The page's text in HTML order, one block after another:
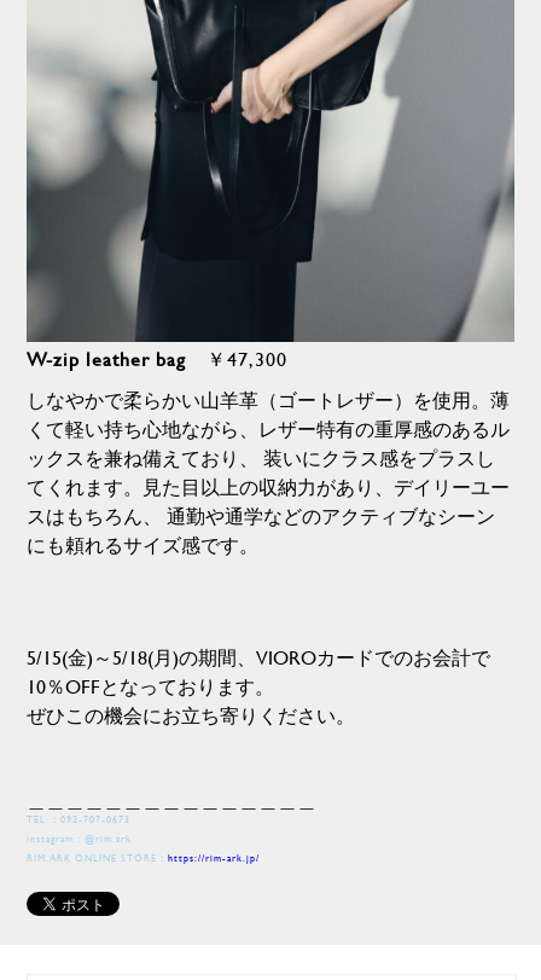
W-zip leather bag
￥47,300
しなやかで柔らかい山羊革（ゴートレザー）を使用。薄
くて軽い持ち心地ながら、レザー特有の重厚感のあるル
ックスを兼ね備えており、 装いにクラス感をプラスし
てくれます。見た目以上の収納力があり、デイリーユー
スはもちろん、 通勤や通学などのアクティブなシーン
にも頼れるサイズ感です。
5/15(金)～5/18(月)の期間、VIOROカードでのお会計で
10％OFFとなっております。
ぜひこの機会にお立ち寄りください。
TEL ：092-707-0673
instagram：@rim.ark
RIM.ARK ONLINE STORE：https://rim-ark.jp/